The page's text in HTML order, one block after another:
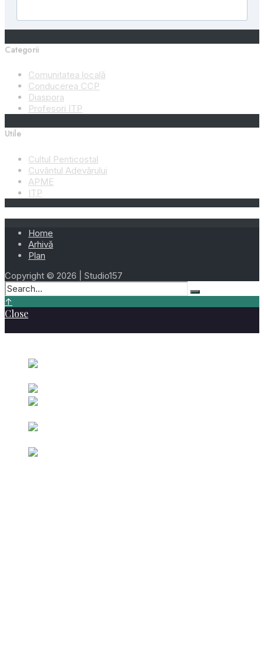
Categorii
Comunitatea locală
Conducerea CCP
Diaspora
Profesori ITP
Utile
Cultul Penticostal
Cuvântul Adevărului
APME
ITP
Home
Arhivă
Plan
Copyright © 2026 | Studio157
↑
Close